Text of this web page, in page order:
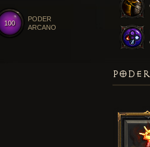
100
PODER
ARCANO